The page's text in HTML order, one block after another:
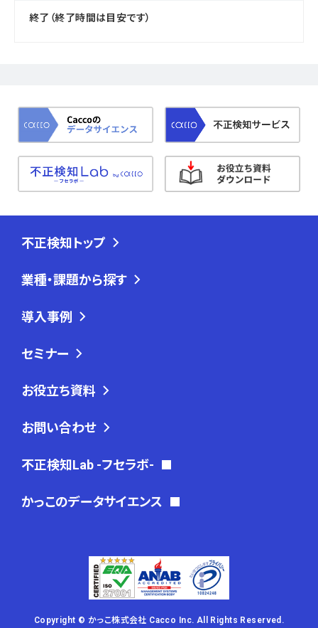
終了（終了時間は目安です）
不正検知トップ
業種・課題から探す
導入事例
セミナー
お役立ち資料
お問い合わせ
不正検知Lab -フセラボ-
かっこのデータサイエンス
Copyright © かっこ株式会社 Cacco Inc. All Rights Reserved.